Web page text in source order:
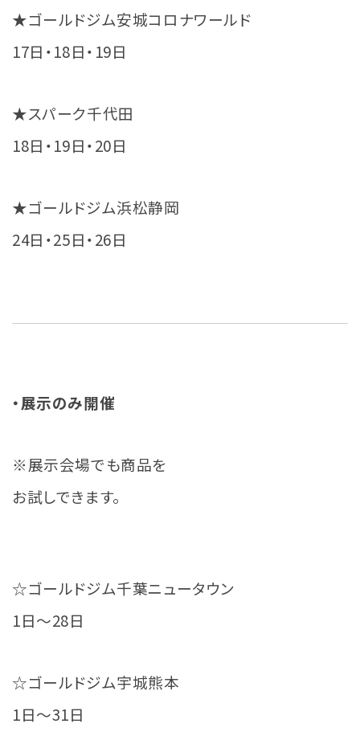
★ゴールドジム安城コロナワールド
17日・18日・19日
★スパーク千代田
18日・19日・20日
★ゴールドジム浜松静岡
24日・25日・26日
・展示のみ開催
※展示会場でも商品を
お試しできます。
☆ゴールドジム千葉ニュータウン
1日～28日
☆ゴールドジム宇城熊本
1日～31日